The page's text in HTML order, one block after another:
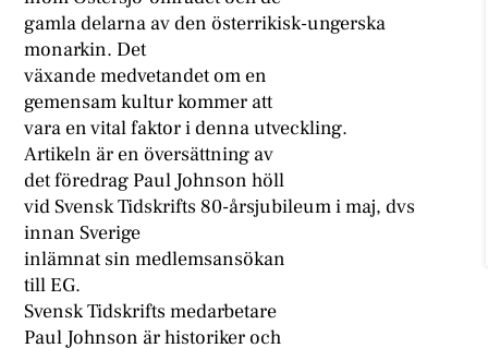
gamla delarna av den österrikisk-ungerska
monarkin. Det
växande medvetandet om en
gemensam kultur kommer att
vara en vital faktor i denna utveckling.
Artikeln är en översättning av
det föredrag Paul Johnson höll
vid Svensk Tidskrifts 80-årsjubileum i maj, dvs
innan Sverige
inlämnat sin medlemsansökan
till EG.
Svensk Tidskrifts medarbetare
Paul Johnson är historiker och